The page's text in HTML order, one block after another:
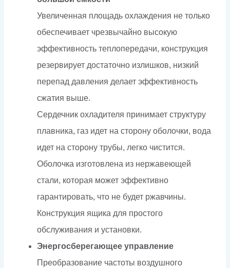
Увеличенная площадь охлаждения не только
обеспечивает чрезвычайно высокую
эффективность теплопередачи, конструкция
резервирует достаточно излишков, низкий
перепад давления делает эффективность
сжатия выше.
Сердечник охладителя принимает структуру
плавника, газ идет на сторону оболочки, вода
идет на сторону трубы, легко чистится.
Оболочка изготовлена из нержавеющей
стали, которая может эффективно
гарантировать, что не будет ржавчины.
Конструкция ящика для простого
обслуживания и установки.
Энергосберегающее управление
Преобразование частоты воздушного